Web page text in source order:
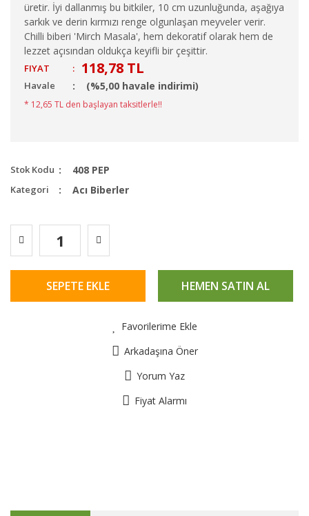
üretir. İyi dallanmış bu bitkiler, 10 cm uzunluğunda, aşağıya
sarkık ve derin kırmızı renge olgunlaşan meyveler verir.
Chilli biberi 'Mirch Masala', hem dekoratif olarak hem de
lezzet açısından oldukça keyifli bir çeşittir.
FIYAT : 118,78 TL
Havale (%5,00 havale indirimi)
* 12,65 TL den başlayan taksitlerle!!
Stok Kodu 408 PEP
Kategori Acı Biberler
SEPETE EKLE HEMEN SATIN AL
Favorilerime Ekle
Arkadaşına Öner
Yorum Yaz
Fiyat Alarmı